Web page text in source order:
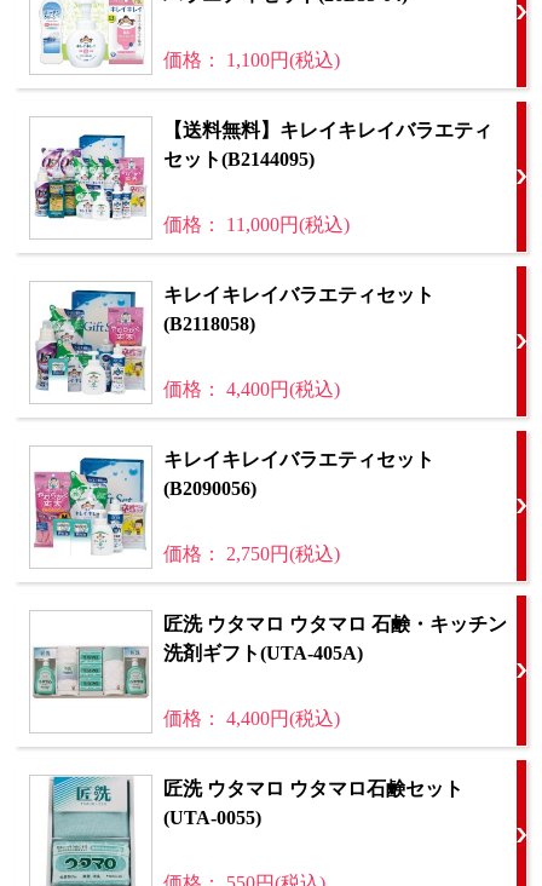
価格： 1,100円(税込)
【送料無料】キレイキレイバラエティ
セット(B2144095)
価格： 11,000円(税込)
キレイキレイバラエティセット
(B2118058)
価格： 4,400円(税込)
キレイキレイバラエティセット
(B2090056)
価格： 2,750円(税込)
匠洗 ウタマロ ウタマロ 石鹸・キッチン
洗剤ギフト(UTA-405A)
価格： 4,400円(税込)
匠洗 ウタマロ ウタマロ石鹸セット
(UTA-0055)